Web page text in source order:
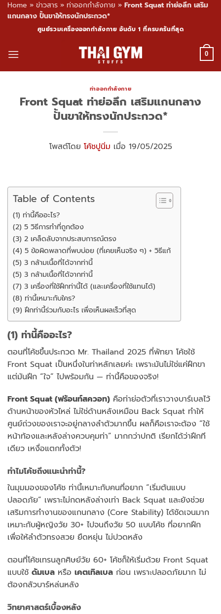
Home » ข่าวสาร » ท่าออกกำลังกาย » Front Squat ท่าย่อลึก เสริม
แกนกลาง ปั้นขาให้ทรงนักประกวด*
content
ศูนย์รวมเครื่องออกกำลังกาย อันดับ 1 ที่ครบครันที่สุด
0
ท่าออกกำลังกาย
Front Squat ท่าย่อลึก เสริมแกนกลาง
ปั้นขาให้ทรงนักประกวด*
โพสต์โดย โค้ชปูนิ่ม เมื่อ 19/05/2025
Table of Contents
(1) ท่านี้คืออะไร?
(2) 5 วิธีการทำที่ถูกต้อง
(3) 2 เคล็ดลับจากประสบการณ์ตรง
(4) 5 ข้อผิดพลาดที่พบบ่อย (ที่เคยเห็นจริง ๆ) + วิธีแก้
(5) 3 กล้ามเนื้อที่ได้จากท่านี้
(5) 3 กล้ามเนื้อที่ได้จากท่านี้
(7) 3 เครื่องที่ใช้ฝึกท่านี้ได้ (และเครื่องที่ใช้แทนได้)
(8) ท่านี้เหมาะกับใคร?
(9) ฝึกท่านี้ร่วมกับอะไร เพื่อเห็นผลเร็วที่สุด
(1) ท่านี้คืออะไร?
ตอนที่โค้ชขึ้นประกวด Mr. Thailand 2025 ที่พัทยา โค้ชใช้
Front Squat เป็นหนึ่งในท่าหลักเลยค่ะ เพราะมันไม่ใช่แค่ฝึกขา
แต่มันฝึก “ใจ” ไปพร้อมกัน — ท่านี้คือของจริง!
Front Squat (ฟร้อนท์สควอท) คือท่าย่อตัวที่เราวางบาร์เบลไว้
ด้านหน้าของหัวไหล่ ไม่ใช่ด้านหลังเหมือน Back Squat ทำให้
ศูนย์ถ่วงของเราจะอยู่กลางลำตัวมากขึ้น ผลก็คือเราจะต้อง “ใช้
หน้าท้องและหลังล่างควบคุมท่า” มากกว่าปกติ เรียกได้ว่าฝึกที
เดียว เหงื่อแตกทั้งตัว!
ทำไมโค้ชถึงแนะนำท่านี้?
ในมุมมองของโค้ช ท่านี้เหมาะกับคนที่อยาก “เริ่มต้นแบบ
ปลอดภัย” เพราะไม่กดหลังล่างเท่า Back Squat และยังช่วย
เสริมการทำงานของแกนกลาง (Core Stability) ได้ชัดเจนมาก
เหมาะกับผู้หญิงวัย 30+ ไปจนถึงวัย 50 แบบโค้ช ที่อยากฝึก
เพื่อให้ลำตัวทรงสวย ยืดหยุ่น ไม่ปวดหลัง
ตอนที่โค้ชเทรนลูกศิษย์วัย 60+ โค้ชก็ให้เริ่มด้วย Front Squat
แบบใช้ ดัมเบล หรือ เคตเทิลเบล ก่อน เพราะปลอดภัยมาก ไม่
ต้องกลัวบาร์หล่นหลัง
วิทยาศาสตร์เบื้องหลัง